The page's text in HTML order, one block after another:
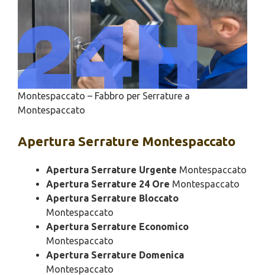
Montespaccato – Fabbro per Serrature a
Montespaccato
Apertura Serrature Montespaccato
Apertura Serrature Urgente Montespaccato
Apertura Serrature 24 Ore Montespaccato
Apertura Serrature Bloccato
Montespaccato
Apertura Serrature Economico
Montespaccato
Apertura Serrature Domenica
Montespaccato